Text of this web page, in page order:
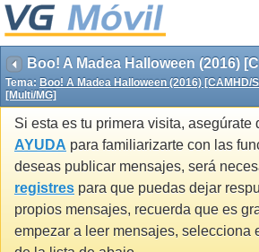
Tema: Boo! A Madea Halloween (2016) [CAMHD/
[Multi/MG]
Si esta es tu primera visita, asegúrate
AYUDA para familiarizarte con las
deseas publicar mensajes, será
registres para que puedas dejar
propios mensajes, recuerda que es
empezar a leer mensajes, selecciona